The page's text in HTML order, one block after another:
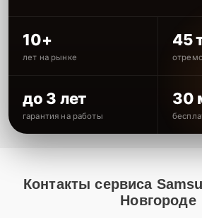
10+
лет на рынке
45
до 3 лет
гарантия на работы
30
Контакты сервиса
Новгороде